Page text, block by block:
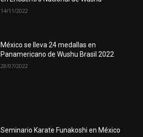
14/11/2022
México se lleva 24 medallas en
Panamericano de Wushu Brasil 2022
28/07/2022
Seminario Karate Funakoshi en México